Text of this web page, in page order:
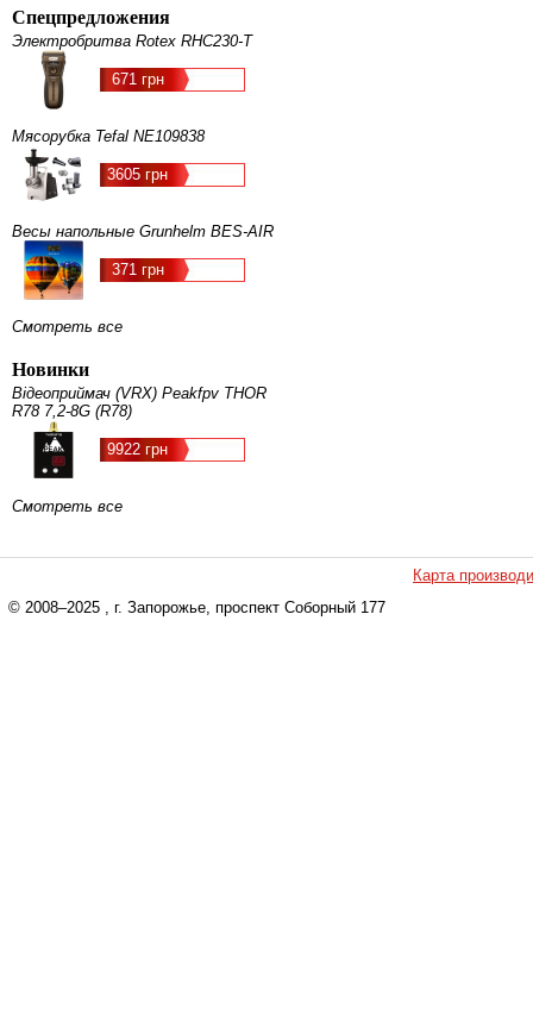
Спецпредложения
Электробритва Rotex RHC230-T
671 грн
Мясорубка Tefal NE109838
3605 грн
Весы напольные Grunhelm BES-AIR
371 грн
Смотреть все
Новинки
Відеоприймач (VRX) Peakfpv THOR
R78 7,2-8G (R78)
9922 грн
Смотреть все
Карта
© 2008–2025 , г. Запорожье, проспект Соборный 177